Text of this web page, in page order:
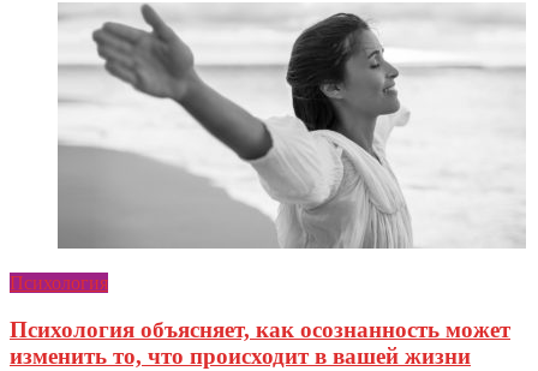
Психология
Психология объясняет, как осознанность может
изменить то, что происходит в вашей жизни